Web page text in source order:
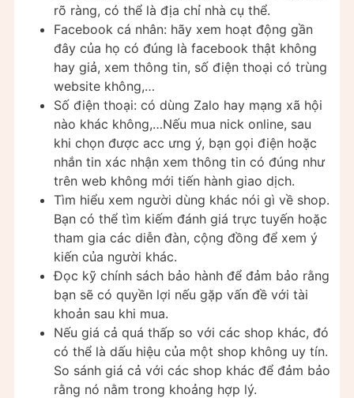
rõ ràng, có thể là địa chỉ nhà cụ thể.
Facebook cá nhân: hãy xem hoạt động gần
đây của họ có đúng là facebook thật không
hay giả, xem thông tin, số điện thoại có trùng
website không,…
Số điện thoại: có dùng Zalo hay mạng xã hội
nào khác không,…Nếu mua nick online, sau
khi chọn được acc ưng ý, bạn gọi điện hoặc
nhắn tin xác nhận xem thông tin có đúng như
trên web không mới tiến hành giao dịch.
Tìm hiểu xem người dùng khác nói gì về shop.
Bạn có thể tìm kiếm đánh giá trực tuyến hoặc
tham gia các diễn đàn, cộng đồng để xem ý
kiến của người khác.
Đọc kỹ chính sách bảo hành để đảm bảo rằng
bạn sẽ có quyền lợi nếu gặp vấn đề với tài
khoản sau khi mua.
Nếu giá cả quá thấp so với các shop khác, đó
có thể là dấu hiệu của một shop không uy tín.
So sánh giá cả với các shop khác để đảm bảo
rằng nó nằm trong khoảng hợp lý.